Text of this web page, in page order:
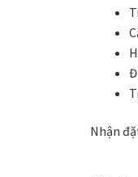
Tranh tặng sếp
Nhận